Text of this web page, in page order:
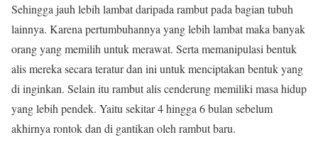
Sehingga jauh lebih lambat daripada rambut pada bagian tubuh
lainnya. Karena pertumbuhannya yang lebih lambat maka banyak
orang yang memilih untuk merawat. Serta memanipulasi bentuk
alis mereka secara teratur dan ini untuk menciptakan bentuk yang
di inginkan. Selain itu rambut alis cenderung memiliki masa hidup
yang lebih pendek. Yaitu sekitar 4 hingga 6 bulan sebelum
akhirnya rontok dan di gantikan oleh rambut baru.